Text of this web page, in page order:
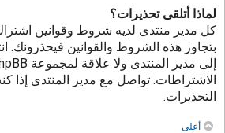
لماذا أتلقى تحذيرات؟
كل مدير منتدى لديه شروط وقوانين
بتجاوز هذه الشروط والقوانين فيحذرونك.
الاشتراطات. تواصل مع مدير المنتدى
التحذيرات.
أعلى